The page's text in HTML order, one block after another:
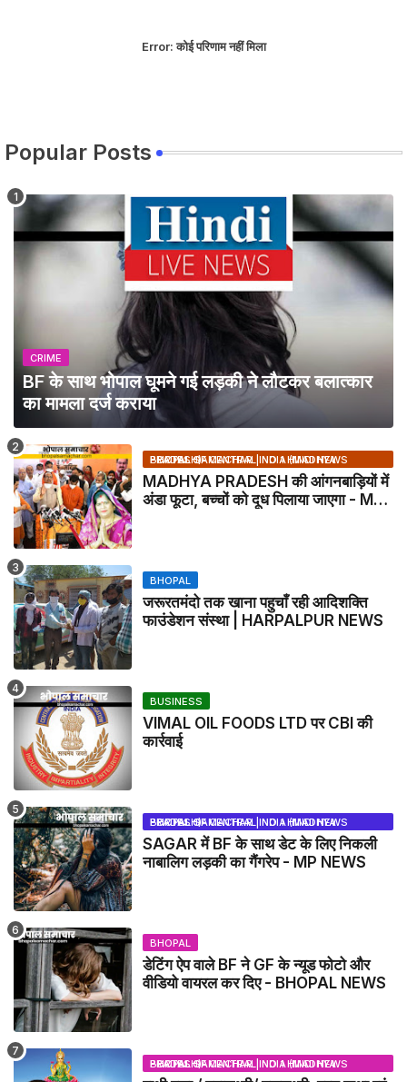
Error:कोई परिणाम नहीं मिला
Popular Posts
CRIME
BF के साथ भोपाल घूमने गई लड़की ने लौटकर बलात्कार
का मामला दर्ज कराया
BHOPAL SAMACHAR | NO 1 HINDI NEWS PORTAL OF CENTRAL INDIA (MADHYA PRADESH)
MADHYA PRADESH की आंगनबाड़ियों में
अंडा फूटा, बच्चों को दूध पिलाया जाएगा - MP
BHOPAL
जरूरतमंदो तक खाना पहुचाँ रही आदिशक्ति
फाउंडेशन संस्था | HARPALPUR NEWS
BUSINESS
VIMAL OIL FOODS LTD पर CBI की
कार्रवाई
BHOPAL SAMACHAR | NO 1 HINDI NEWS PORTAL OF CENTRAL INDIA (MADHYA PRADESH)
SAGAR में BF के साथ डेट के लिए निकली
नाबालिग लड़की का गैंगरेप - MP NEWS
BHOPAL
डेटिंग ऐप वाले BF ने GF के न्यूड फोटो और
वीडियो वायरल कर दिए - BHOPAL NEWS
BHOPAL SAMACHAR | NO 1 HINDI NEWS PORTAL OF CENTRAL INDIA (MADHYA PRADESH)